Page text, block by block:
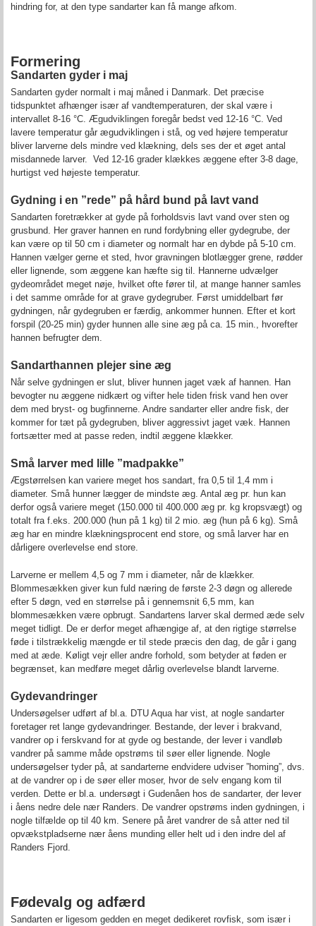
hindring for, at den type sandarter kan få mange afkom.
Formering
Sandarten gyder i maj
Sandarten gyder normalt i maj måned i Danmark. Det præcise
tidspunktet afhænger især af vandtemperaturen, der skal være i
intervallet 8-16 °C. Ægudviklingen foregår bedst ved 12-16 °C. Ved
lavere temperatur går ægudviklingen i stå, og ved højere temperatur
bliver larverne dels mindre ved klækning, dels ses der et øget antal
misdannede larver. Ved 12-16 grader klækkes æggene efter 3-8 dage,
hurtigst ved højeste temperatur.
Gydning i en ”rede” på hård bund på lavt vand
Sandarten foretrækker at gyde på forholdsvis lavt vand over sten og
grusbund. Her graver hannen en rund fordybning eller gydegrube, der
kan være op til 50 cm i diameter og normalt har en dybde på 5-10 cm.
Hannen vælger gerne et sted, hvor gravningen blotlægger grene, rødder
eller lignende, som æggene kan hæfte sig til. Hannerne udvælger
gydeområdet meget nøje, hvilket ofte fører til, at mange hanner samles
i det samme område for at grave gydegruber. Først umiddelbart før
gydningen, når gydegruben er færdig, ankommer hunnen. Efter et kort
forspil (20-25 min) gyder hunnen alle sine æg på ca. 15 min., hvorefter
hannen befrugter dem.
Sandarthannen plejer sine æg
Når selve gydningen er slut, bliver hunnen jaget væk af hannen. Han
bevogter nu æggene nidkært og vifter hele tiden frisk vand hen over
dem med bryst- og bugfinnerne. Andre sandarter eller andre fisk, der
kommer for tæt på gydegruben, bliver aggressivt jaget væk. Hannen
fortsætter med at passe reden, indtil æggene klækker.
Små larver med lille ”madpakke”
Ægstørrelsen kan variere meget hos sandart, fra 0,5 til 1,4 mm i
diameter. Små hunner lægger de mindste æg. Antal æg pr. hun kan
derfor også variere meget (150.000 til 400.000 æg pr. kg kropsvægt) og
totalt fra f.eks. 200.000 (hun på 1 kg) til 2 mio. æg (hun på 6 kg). Små
æg har en mindre klækningsprocent end store, og små larver har en
dårligere overlevelse end store.
Larverne er mellem 4,5 og 7 mm i diameter, når de klækker.
Blommesækken giver kun fuld næring de første 2-3 døgn og allerede
efter 5 døgn, ved en størrelse på i gennemsnit 6,5 mm, kan
blommesækken være opbrugt. Sandartens larver skal dermed æde selv
meget tidligt. De er derfor meget afhængige af, at den rigtige størrelse
føde i tilstrækkelig mængde er til stede præcis den dag, de går i gang
med at æde. Køligt vejr eller andre forhold, som betyder at føden er
begrænset, kan medføre meget dårlig overlevelse blandt larverne.
Gydevandringer
Undersøgelser udført af bl.a. DTU Aqua har vist, at nogle sandarter
foretager ret lange gydevandringer. Bestande, der lever i brakvand,
vandrer op i ferskvand for at gyde og bestande, der lever i vandløb
vandrer på samme måde opstrøms til søer eller lignende. Nogle
undersøgelser tyder på, at sandarterne endvidere udviser ”homing”, dvs.
at de vandrer op i de søer eller moser, hvor de selv engang kom til
verden. Dette er bl.a. undersøgt i Gudenåen hos de sandarter, der lever
i åens nedre dele nær Randers. De vandrer opstrøms inden gydningen, i
nogle tilfælde op til 40 km. Senere på året vandrer de så atter ned til
opvækstpladserne nær åens munding eller helt ud i den indre del af
Randers Fjord.
Fødevalg og adfærd
Sandarten er ligesom gedden en meget dedikeret rovfisk, som især i